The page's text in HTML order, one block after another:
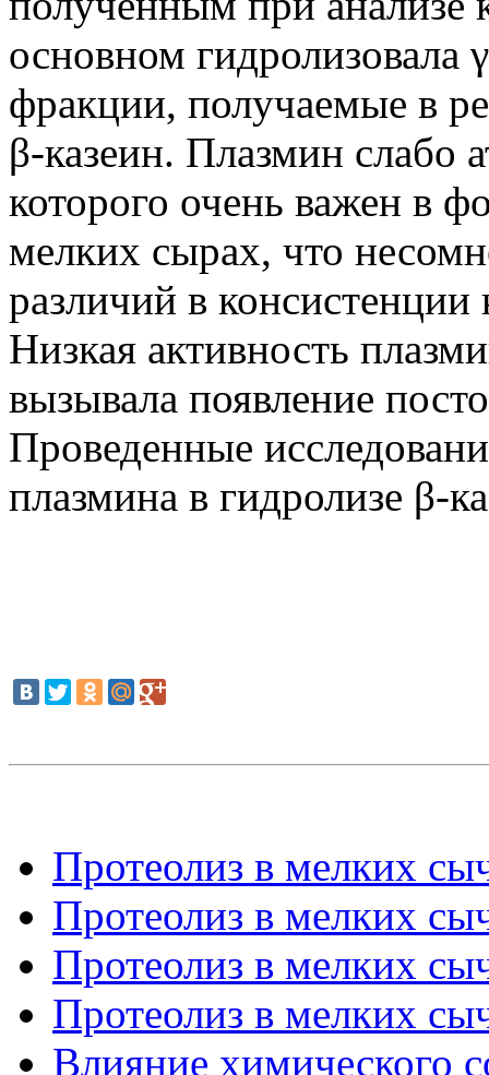
основном гидролизовала
фракции, получаемые в
β-казеин. Плазмин слабо
которого очень важен в
мелких сырах, что
различий в
Низкая активность
вызывала появление
Проведенные
плазмина в гидролизе β-
Протеолиз в мелких
Протеолиз в мелких
Протеолиз в мелких
Протеолиз в мелких
Влияние химического